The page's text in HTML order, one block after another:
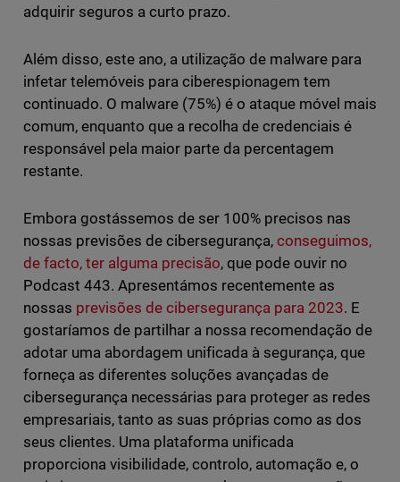
adquirir seguros a curto prazo.
Além disso, este ano, a utilização de malware para
infetar telemóveis para ciberespionagem tem
continuado. O malware (75%) é o ataque móvel mais
comum, enquanto que a recolha de credenciais é
responsável pela maior parte da percentagem
restante.
Embora gostássemos de ser 100% precisos nas
nossas previsões de cibersegurança,conseguimos,
de facto, ter alguma precisão, que pode ouvir no
Podcast 443. Apresentámos recentemente as
nossas previsões de cibersegurança para 2023. E
gostaríamos de partilhar a nossa recomendação de
adotar uma abordagem unificada à segurança, que
forneça as diferentes soluções avançadas de
cibersegurança necessárias para proteger as redes
empresariais, tanto as suas próprias como as dos
seus clientes. Uma plataforma unificada
proporciona visibilidade, controlo, automação e, o